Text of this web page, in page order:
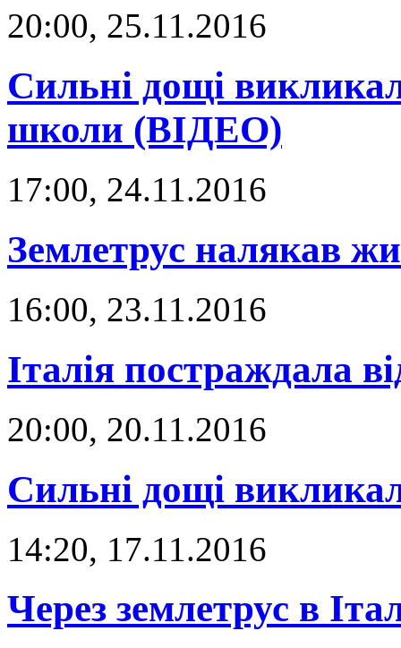
20:00, 25.11.2016
Сильні дощі
школи (ВІДЕО)
17:00, 24.11.2016
Землетрус налякав
16:00, 23.11.2016
Італія постраждала
20:00, 20.11.2016
Сильні дощі
14:20, 17.11.2016
Через землетрус в